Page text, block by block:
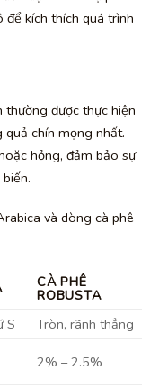
kích thích quá trình
được thực hiện
chín mọng nhất.
hỏng, đảm bảo sự
và dòng cà phê
CÀ PHÊ
ROBUSTA
S
Tròn, rãnh thẳng
2% – 2.5%